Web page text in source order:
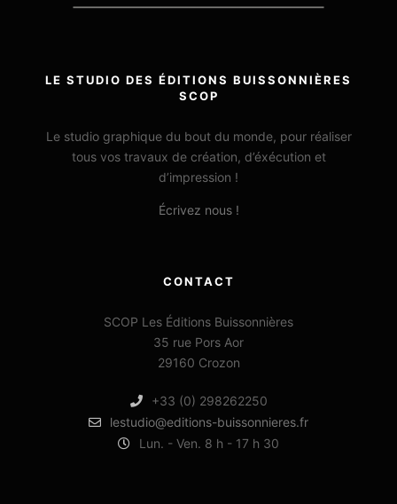
LE STUDIO DES ÉDITIONS BUISSONNIÈRES
SCOP
Le studio graphique du bout du monde, pour réaliser
tous vos travaux de création, d’éxécution et
d’impression !
Écrivez nous !
CONTACT
SCOP Les Éditions Buissonnières
35 rue Pors Aor
29160 Crozon
+33 (0) 298262250
lestudio@editions-buissonnieres.fr
Lun. - Ven. 8 h - 17 h 30